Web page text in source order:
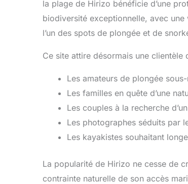
la plage de Hirizo bénéficie d’une
biodiversité exceptionnelle, avec
l’un des spots de plongée et de
Ce site attire désormais une clientèle
Les amateurs de plongée
Les familles en quête d’une
Les couples à la recherche
Les photographes séduits par
Les kayakistes souhaitant
La popularité de Hirizo ne cesse de
contrainte naturelle de son accès